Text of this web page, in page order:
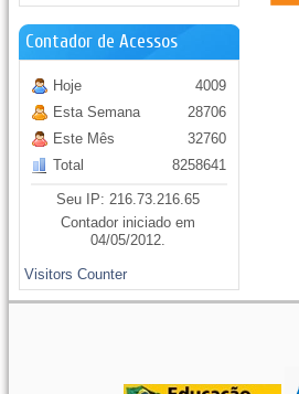
Contador de Acessos
Hoje
Esta Semana
Este Mês
Total
4009
28706
32760
8258641
Seu IP: 216.73.216.65
Contador iniciado em
04/05/2012.
Visitors Counter